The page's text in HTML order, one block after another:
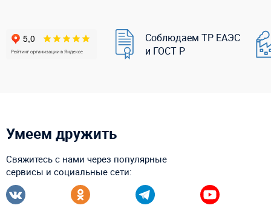
Соблюдаем ТР ЕАЭС
и ГОСТ Р
Умеем дружить
Свяжитесь с нами через популярные
сервисы и социальные сети: